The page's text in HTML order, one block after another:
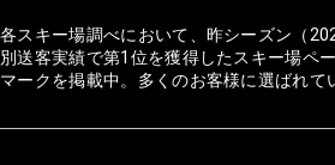
各スキー場調べにおいて、昨シーズン（
別送客実績で第1位を獲得したスキー場ペ
マークを掲載中。多くのお客様に選ばれて